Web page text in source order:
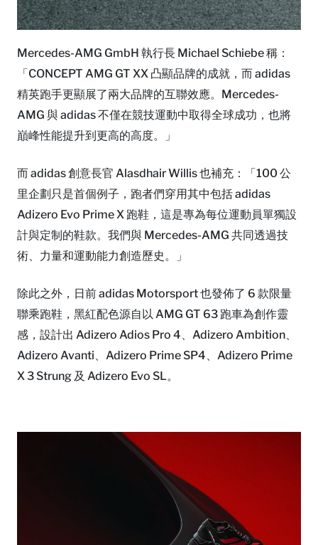
Mercedes-AMG GmbH 執行長 Michael Schiebe 稱：
「CONCEPT AMG GT XX 凸顯品牌的成就，而 adidas
精英跑手更顯展了兩大品牌的互聯效應。Mercedes-
AMG 與 adidas 不僅在競技運動中取得全球成功，也將
巔峰性能提升到更高的高度。」
而 adidas 創意長官 Alasdhair Willis 也補充：「100 公
里企劃只是首個例子，跑者們穿用其中包括 adidas
Adizero Evo Prime X 跑鞋，這是專為每位運動員單獨設
計與定制的鞋款。我們與 Mercedes-AMG 共同透過技
術、力量和運動能力創造歷史。」
除此之外，日前 adidas Motorsport 也發佈了 6 款限量
聯乘跑鞋，黑紅配色源自以 AMG GT 63 跑車為創作靈
感，設計出 Adizero Adios Pro 4、Adizero Ambition、
Adizero Avanti、Adizero Prime SP4、Adizero Prime
X 3 Strung 及 Adizero Evo SL。